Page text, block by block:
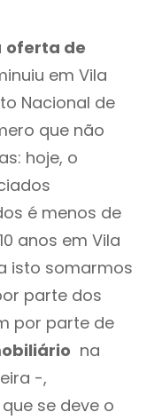
oferta de
em Vila
Nacional de
que não
hoje, o
é menos de
anos em Vila
isto somarmos
parte dos
por parte de
na
-,
se deve o